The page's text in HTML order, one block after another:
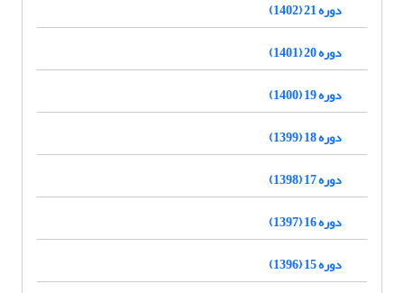
دوره 21 (1402)
دوره 20 (1401)
دوره 19 (1400)
دوره 18 (1399)
دوره 17 (1398)
دوره 16 (1397)
دوره 15 (1396)